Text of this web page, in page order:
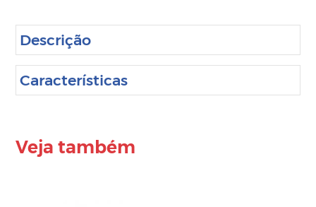
Descrição
Características
Veja também